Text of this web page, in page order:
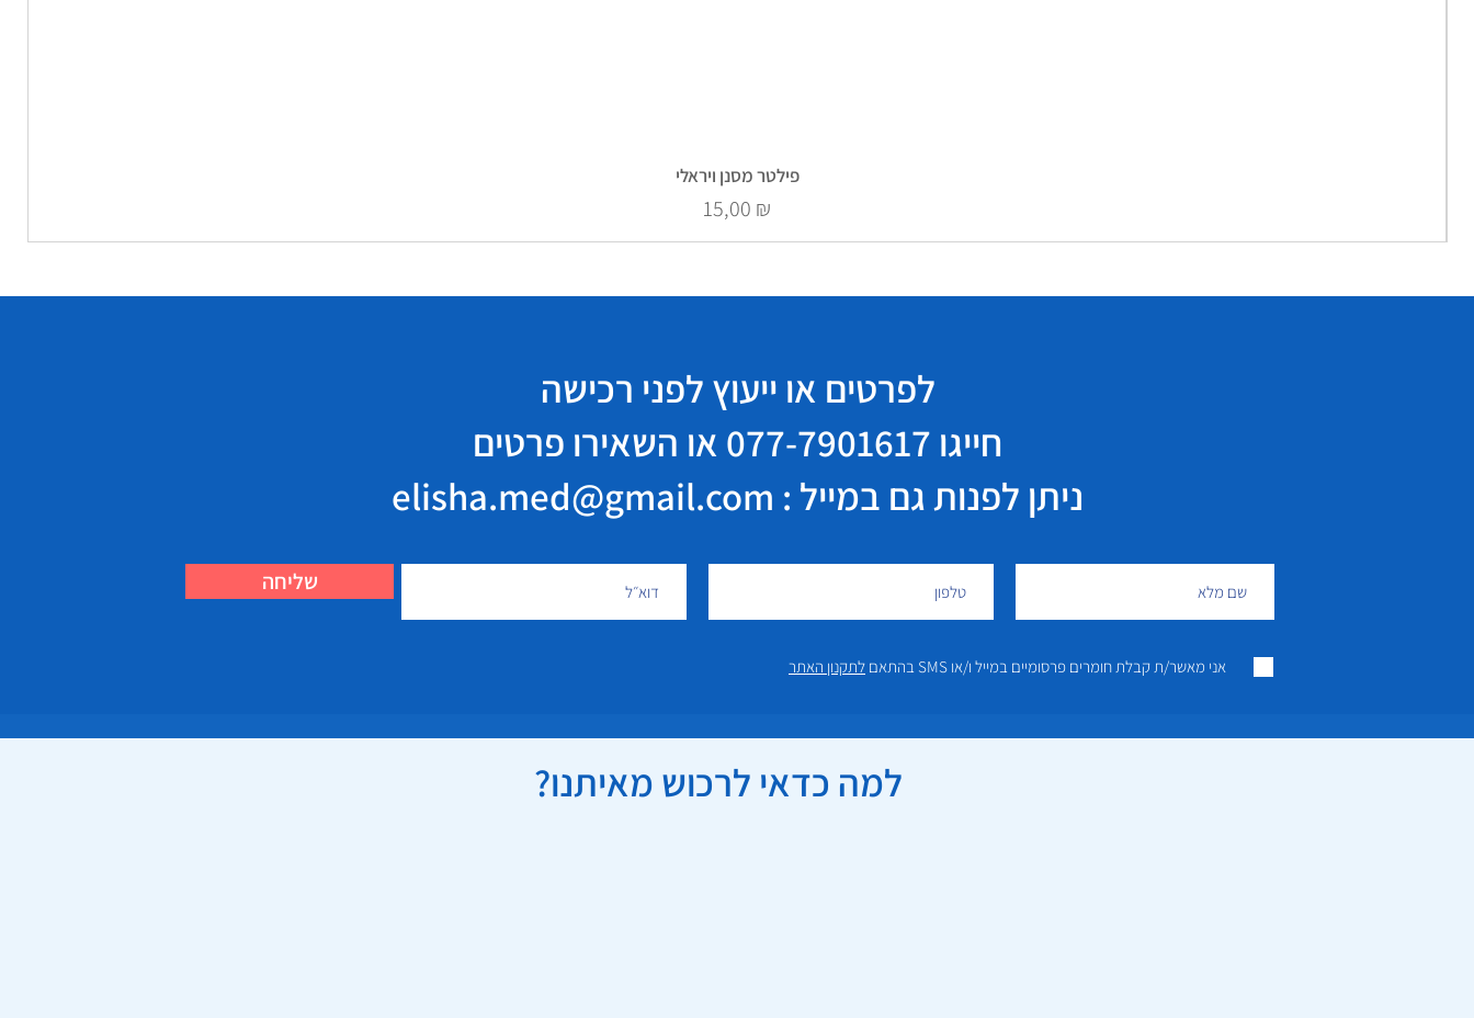
פילטר מסנן ויראלי
Prix
15,00 ₪
לפרטים או ייעוץ לפני רכישה
חייגו 077-7901617 או השאירו פרטים
ניתן לפנות גם במייל : elisha.med@gmail.com
שליחה
אני מאשר/ת קבלת חומרים פרסומיים במייל ו/או SMS בהתאם לתקנון האתר
למה כדאי לרכוש מאיתנו?